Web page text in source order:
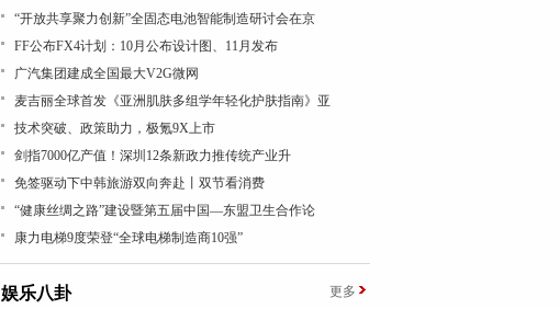
“开放共享聚力创新”全固态电池智能制造研讨会在京
FF公布FX4计划：10月公布设计图、11月发布
广汽集团建成全国最大V2G微网
麦吉丽全球首发《亚洲肌肤多组学年轻化护肤指南》亚
技术突破、政策助力，极氪9X上市
剑指7000亿产值！深圳12条新政力推传统产业升
免签驱动下中韩旅游双向奔赴丨双节看消费
“健康丝绸之路”建设暨第五届中国—东盟卫生合作论
康力电梯9度荣登“全球电梯制造商10强”
娱乐八卦 更多